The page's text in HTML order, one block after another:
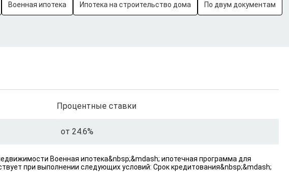
Военная ипотека Ипотека на строительство дома По двум документам
Процентные ставки
от 24.6%
Военная ипотека&nbsp;&mdash; ипотечная программа для
при выполнении следующих условий: Срок кредитования&nbsp;&mdash;